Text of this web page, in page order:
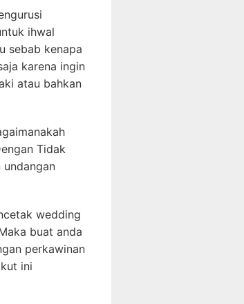
ihwal
sebab kenapa
karena ingin
atau bahkan
Tidak
wedding
buat anda
perkawinan
ini